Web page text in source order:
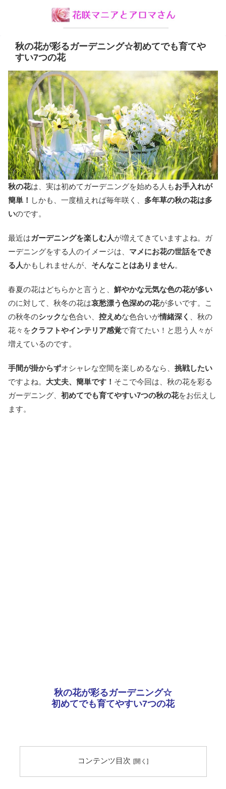
秋の花が彩るガーデニング☆初めてでも育てや
すい7つの花
秋の花は、実は初めてガーデニングを始める人もお手入れが
簡単！ しかも、一度植えれば毎年咲く、 多年草の秋の花は多
いのです。
最近はガーデニングを楽しむ人が増えてきていますよね。ガ
ーデニングをする人のイメージは、 マメにお花の世話をでき
る人かもしれませんが、 そんなことはありません。
春夏の花はどちらかと言うと、 鮮やかな元気な色の花が多い
のに対して、秋冬の花は哀愁漂う色深めの花が多いです。こ
の秋冬のシックな色合い、 控えめな色合いが情緒深く
、秋の
花々をクラフトやインテリア感覚で育てたい！と思う人々が
増えているのです。
手間が掛からずオシャレな空間を楽しめるなら、 挑戦したい
ですよね。 大丈夫、簡単です！ そこで今回は、秋の花を彩る
ガーデニング、 初めてでも育てやすい7つの秋の花をお伝えし
ます。
秋の花が彩るガーデニング☆
初めてでも育てやすい7つの花
コンテンツ目次